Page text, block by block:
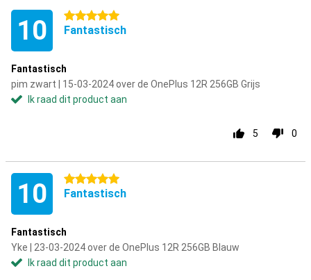
10 5 sterren
Fantastisch
Fantastisch
pim zwart | 15-03-2024 over de OnePlus 12R 256GB Grijs
Ik raad dit product aan
5 0
10 5 sterren
Fantastisch
Fantastisch
Yke | 23-03-2024 over de OnePlus 12R 256GB Blauw
Ik raad dit product aan